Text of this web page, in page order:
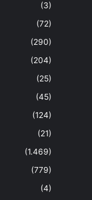
(3)
(72)
(290)
(204)
(25)
(45)
(124)
(21)
(1.469)
(779)
(4)